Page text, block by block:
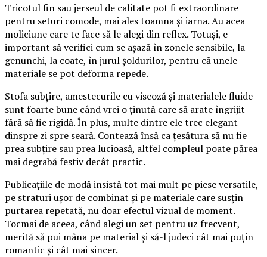
Tricotul fin sau jerseul de calitate pot fi extraordinare
pentru seturi comode, mai ales toamna și iarna. Au acea
moliciune care te face să le alegi din reflex. Totuși, e
important să verifici cum se așază în zonele sensibile, la
genunchi, la coate, în jurul șoldurilor, pentru că unele
materiale se pot deforma repede.
Stofa subțire, amestecurile cu viscoză și materialele fluide
sunt foarte bune când vrei o ținută care să arate îngrijit
fără să fie rigidă. În plus, multe dintre ele trec elegant
dinspre zi spre seară. Contează însă ca țesătura să nu fie
prea subțire sau prea lucioasă, altfel compleul poate părea
mai degrabă festiv decât practic.
Publicațiile de modă insistă tot mai mult pe piese versatile,
pe straturi ușor de combinat și pe materiale care susțin
purtarea repetată, nu doar efectul vizual de moment.
Tocmai de aceea, când alegi un set pentru uz frecvent,
merită să pui mâna pe material și să-l judeci cât mai puțin
romantic și cât mai sincer.